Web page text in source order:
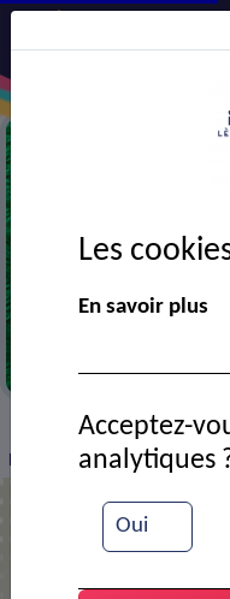
> VIE MUNICIPALE
Puces des couturières
Les
En savoir plus
Oui
Acceptez-
analytiques